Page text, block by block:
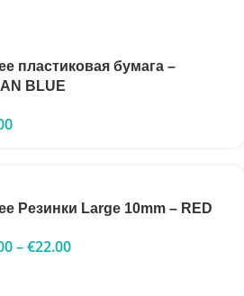
пластиковая бумага –
BLUE
Резинки Large 10mm – RED
–€22.00